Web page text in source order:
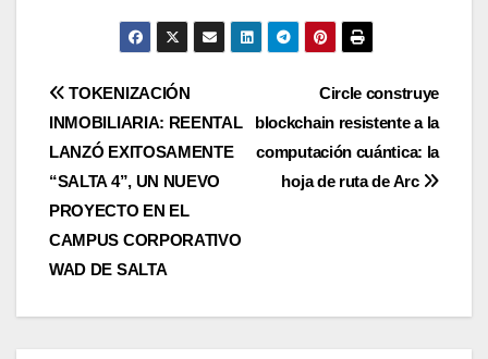
Navegación
de
entradas
Circle construye
blockchain resistente a la
computación cuántica: la
hoja de ruta de Arc
TOKENIZACIÓN
INMOBILIARIA: REENTAL
LANZÓ EXITOSAMENTE
“SALTA 4”, UN NUEVO
PROYECTO EN EL
CAMPUS CORPORATIVO
WAD DE SALTA